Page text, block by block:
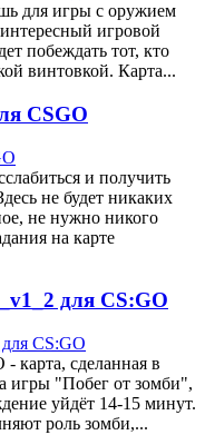
для игры с оружием
игровой
побеждать тот, кто
винтовкой. Карта...
CSGO
и получить
не будет никаких
не нужно никого
на карте
для CS:GO
- карта, сделанная в
игры "Побег от зомби",
уйдёт 14-15 минут.
роль зомби,...